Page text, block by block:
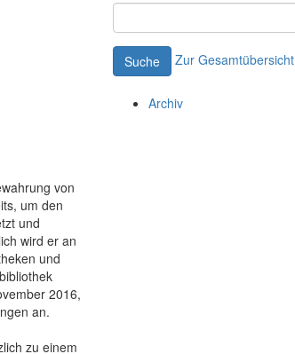
von
um den
und
wird er an
und
2016,
an.
zu einem
Suche Zur Gesamtübersicht
Archiv